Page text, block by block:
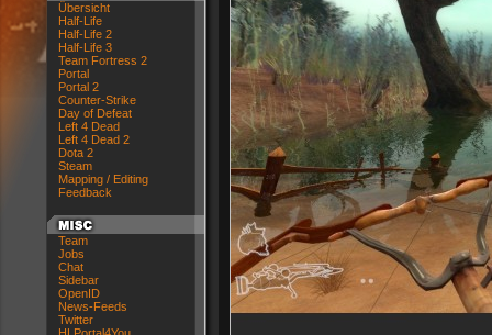
Übersicht
Half-Life
Half-Life 2
Half-Life 3
Team Fortress 2
Portal
Portal 2
Counter-Strike
Day of Defeat
Left 4 Dead
Left 4 Dead 2
Dota 2
Steam
Mapping / Editing
Feedback
Team
Jobs
Chat
Sidebar
OpenID
News-Feeds
Twitter